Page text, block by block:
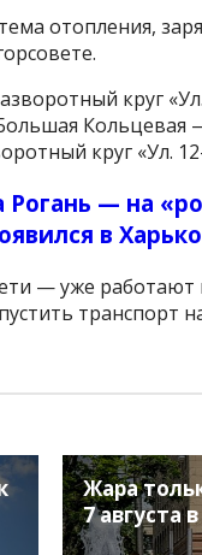
отопления,
круг
Кольцевая
круг «Ул.
Рогань — на
в
— уже работают
транспорт
Жара
7 августа